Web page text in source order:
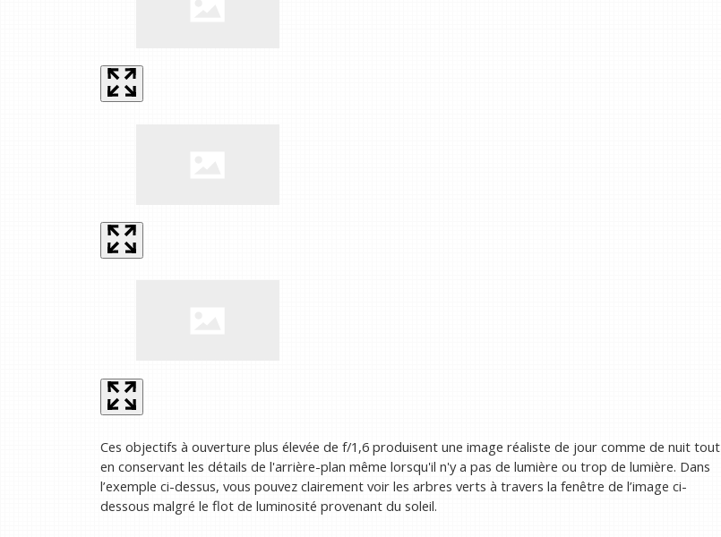
Ces objectifs à ouverture plus élevée de f/1,6 produisent une image réaliste de jour comme de nuit tout
en conservant les détails de l'arrière-plan même lorsqu'il n'y a pas de lumière ou trop de lumière. Dans
l’exemple ci-dessus, vous pouvez clairement voir les arbres verts à travers la fenêtre de l’image ci-
dessous malgré le flot de luminosité provenant du soleil.